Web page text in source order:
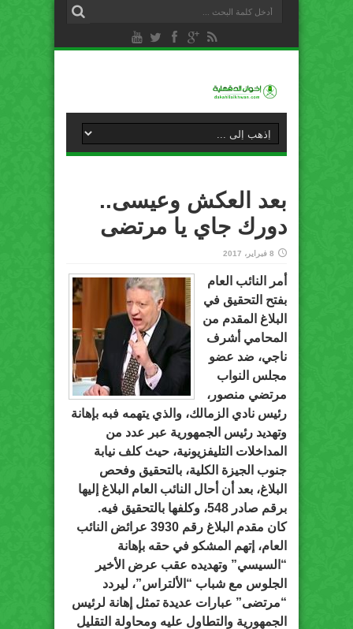
بعد العكش وعيسى..
دورك جاي يا مرتضى
8 فبراير، 2017
أمر النائب العام
بفتح التحقيق في
البلاغ المقدم من
المحامي أشرف
ناجي، ضد عضو
مجلس النواب
مرتضي منصور،
رئيس نادي الزمالك، والذي يتهمه فبه بإهانة
وتهديد رئيس الجمهورية عبر عدد من
المداخلات التليفزيونية، حيث كلف نيابة
جنوب الجيزة الكلية، بالتحقيق وفحص
البلاغ، بعد أن أحال النائب العام البلاغ إليها
برقم صادر 548، وكلفها بالتحقيق فيه.
كان مقدم البلاغ رقم 3930 عرائض النائب
العام، إتهم المشكو في حقه بإهانة
“السيسي” وتهديده عقب عرض الأخير
الجلوس مع شباب “الألتراس”، ليردد
“مرتضى” عبارات عديدة تمثل إهانة لرئيس
الجمهورية والتطاول عليه ومحاولة التقليل